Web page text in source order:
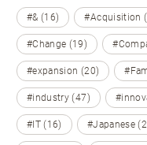
#& (16) #Acquisition
#Change (19)
#expansion (20)
#industry (47)
#IT (16) #Japanese